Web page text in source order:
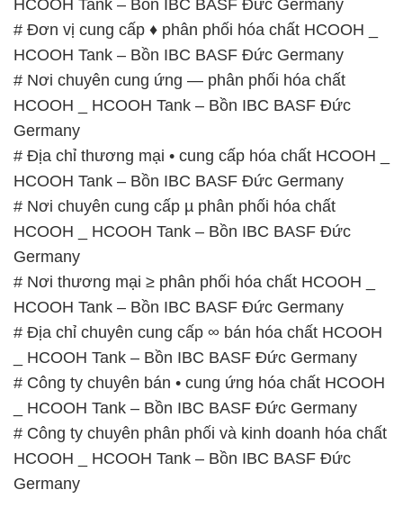
HCOOH _ HCOOH Tank – Bồn IBC BASF Đức
Germany
# Nơi thương mại ≥ phân phối hóa chất HCOOH _
HCOOH Tank – Bồn IBC BASF Đức Germany
# Địa chỉ chuyên cung cấp ∞ bán hóa chất HCOOH
_ HCOOH Tank – Bồn IBC BASF Đức Germany
# Công ty chuyên bán • cung ứng hóa chất HCOOH
_ HCOOH Tank – Bồn IBC BASF Đức Germany
# Công ty chuyên phân phối và kinh doanh hóa chất
HCOOH _ HCOOH Tank – Bồn IBC BASF Đức
Germany
📞PHÒNG KINH DOANH – CÔNG TY HÓA CHẤT
ĐẮC TRƯỜNG PHÁT
🌐
🌐 Website: https://hoachatviet.net/
📞 Hotline:
– 0933.920.505 – 028.3504.5555
– 028.3756.1835 – 028.3756.1840 –